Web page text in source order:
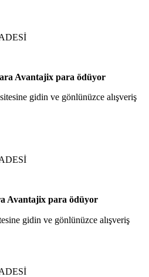
Avantajix para ödüyor
gidin ve gönlünüzce alışveriş
Avantajix para ödüyor
gidin ve gönlünüzce alışveriş